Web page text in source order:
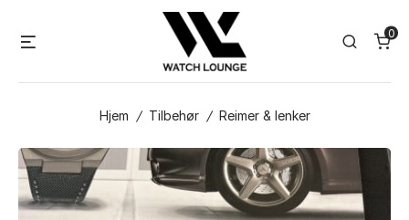
Search
0
Hjem / Tilbehør / Reimer & lenker